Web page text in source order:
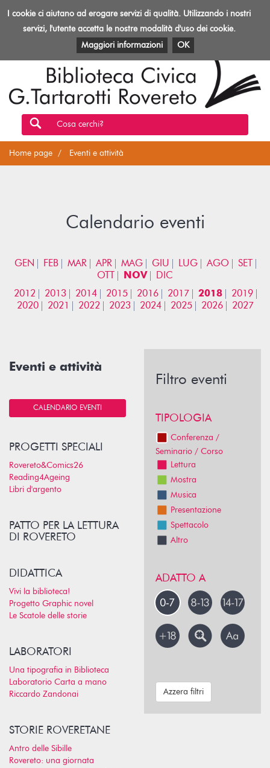
Toggle
Biblioteca
Rovereto
EVENTI E ATTIVITÀ PATRIMONIO E RISORSE
Cosa cerchi?
Home page Eventi e attività
Calendario eventi
GEN FEB MAR APR MAG GIU LUG AGO
SET
OTT
NOV
DIC
2012
2013 2014 2015 2016 2017 2018
2019
2020
2021 2022 2023 2024 2025 2026 2027
Eventi e attività
CALENDARIO EVENTI
PROGETTI SPECIALI
Rovereto&Comics26
Reading4Ageing
Libri d'argento
PATTO PER LA LETTURA
DI ROVERETO
DIDATTICA
Vivi la biblioteca!
Progetto Graphic novel
Le Scatole delle storie
LABORATORI
Una tipografia in Biblioteca
Laboratorio Carta a mano
Riccardo Zandonai
STORIE ROVERETANE
Antro delle Sibille
Rovereto: una giornata
Filtro eventi
TIPOLOGIA
Conferenza /
Seminario / Corso
Lettura
Mostra
Musica
Presentazione
Spettacolo
Altro
ADATTO A
Azzera filtri
I cookie ci aiutano ad erogare servizi di qualità. Utilizzando i nostri
servizi, l'utente accetta le nostre modalità d'uso dei cookie.
Maggiori informazioni
OK